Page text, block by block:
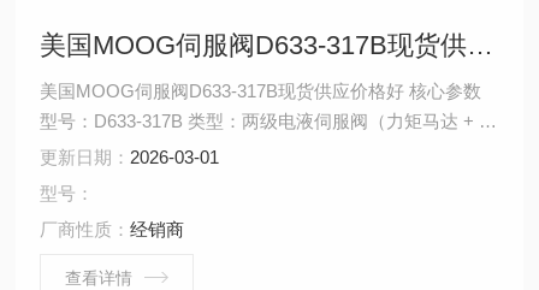
美国MOOG伺服阀D633-317B现货供应价格好
美国MOOG伺服阀D633-317B现货供应价格好 核心参数
型号：D633-317B 类型：两级电液伺服阀（力矩马达 + 喷
嘴挡板先导级 + 滑阀主级） 流量范围： 额定流量：35-70
L/min（@70 bar，需查曲线图） 最小可控流量：0.5% 额
更新日期： 2026-03-01
型号：
厂商性质：经销商
查看详情